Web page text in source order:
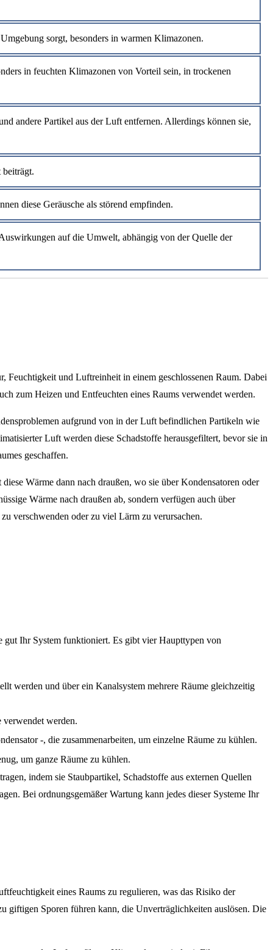
sorgt, besonders in warmen Klimazonen.
in feuchten Klimazonen von Vorteil sein, in trockenen
andere Partikel aus der Luft entfernen. Allerdings können sie,
diese Geräusche als störend empfinden.
auf die Umwelt, abhängig von der Quelle der
Feuchtigkeit und Luftreinheit in einem geschlossenen Raum. Dabei
zum Heizen und Entfeuchten eines Raums verwendet werden.
aufgrund von in der Luft befindlichen Partikeln wie
Luft werden diese Schadstoffe herausgefiltert, bevor sie in
geschaffen.
Wärme dann nach draußen, wo sie über Kondensatoren oder
Wärme nach draußen ab, sondern verfügen auch über
verschwenden oder zu viel Lärm zu verursachen.
gut Ihr System funktioniert. Es gibt vier Haupttypen von
werden und über ein Kanalsystem mehrere Räume gleichzeitig
verwendet werden.
-, die zusammenarbeiten, um einzelne Räume zu kühlen.
um ganze Räume zu kühlen.
indem sie Staubpartikel, Schadstoffe aus externen Quellen
Bei ordnungsgemäßer Wartung kann jedes dieser Systeme Ihr
eines Raums zu regulieren, was das Risiko der
giftigen Sporen führen kann, die Unverträglichkeiten auslösen. Die